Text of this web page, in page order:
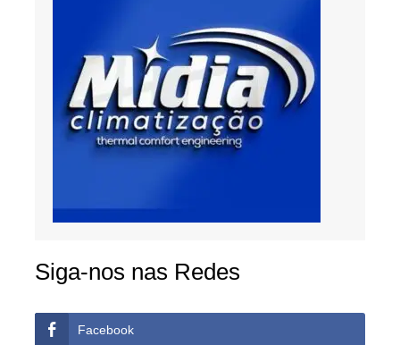
Siga-nos nas Redes
Facebook